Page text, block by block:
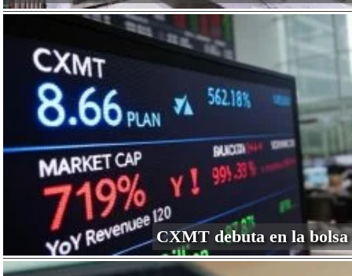
CXMT debuta en la bolsa